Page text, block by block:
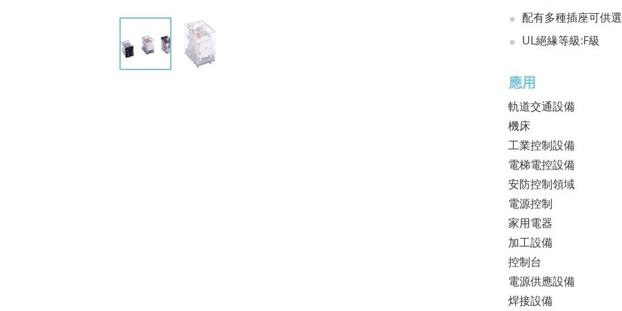
配有多種插座可供
UL絕緣等級:F級
應用
軌道交通設備
機床
工業控制設備
電梯電控設備
安防控制領域
電源控制
家用電器
加工設備
控制台
電源供應設備
焊接設備